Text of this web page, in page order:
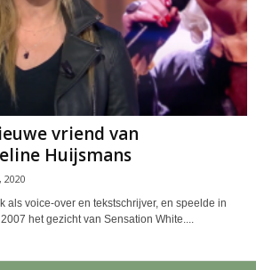
vriend van
Huijsmans
als voice-over en tekstschrijver, en speelde in
het gezicht van Sensation White....